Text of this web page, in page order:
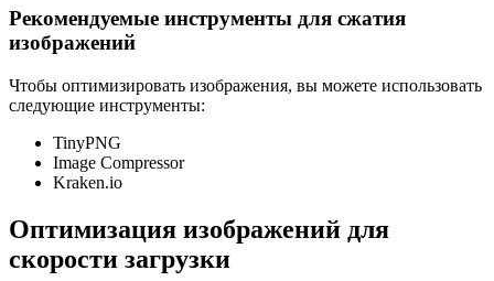
Рекомендуемые инструменты для сжатия
изображений
Чтобы оптимизировать изображения, вы можете использовать
следующие инструменты:
TinyPNG
Image Compressor
Kraken.io
Оптимизация изображений для
скорости загрузки